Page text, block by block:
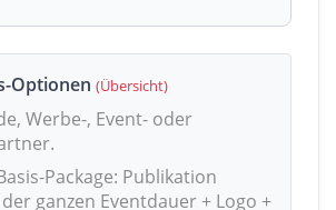
Optionen (Übersicht)
Werbe-, Event- oder
Package: Publikation
ganzen Eventdauer + Logo +